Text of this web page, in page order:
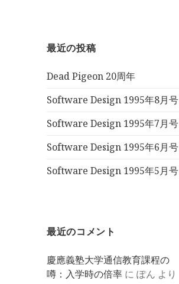
最近の投稿
Dead Pigeon 20周年
Software Design 1995年8月号
Software Design 1995年7月号
Software Design 1995年6月号
Software Design 1995年5月号
最近のコメント
慶應義塾大学通信教育課程の
噂：入学時の倍率 にぽん より